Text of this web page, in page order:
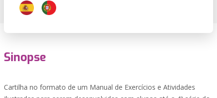
Sinopse
Cartilha no formato de um Manual de Exercícios e Atividades